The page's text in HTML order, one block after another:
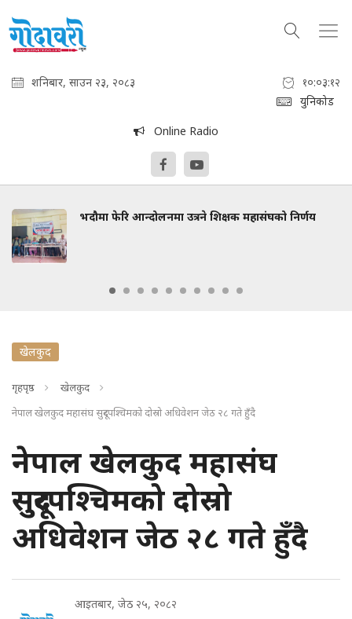
शनिबार, साउन २३, २०८३
१०:०३:१३
युनिकोड
Online Radio
भदौमा फेरि आन्दोलनमा उत्रने शिक्षक महासंघको निर्णय
खेलकुद
गृहपृष्ठ
खेलकुद
नेपाल खेलकुद महासंघ सुदूरपश्चिमको दोस्रो अधिवेशन जेठ २८ गते हुँदै
नेपाल खेलकुद महासंघ
सुदूरपश्चिमको दोस्रो
अधिवेशन जेठ २८ गते हुँदै
आइतबार, जेठ २५, २०८२